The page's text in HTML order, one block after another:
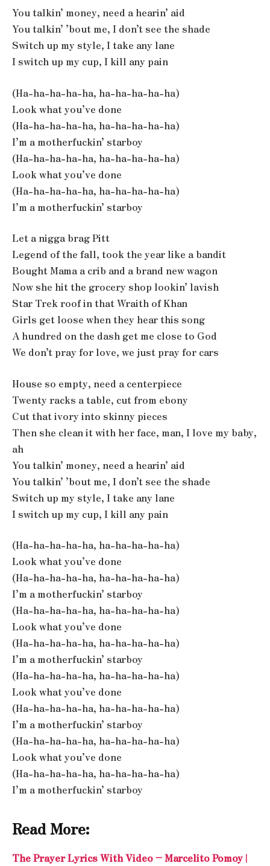
You talkin’ money, need a hearin’ aid
You talkin’ ’bout me, I don’t see the shade
Switch up my style, I take any lane
I switch up my cup, I kill any pain
(Ha-ha-ha-ha-ha, ha-ha-ha-ha-ha)
Look what you’ve done
(Ha-ha-ha-ha-ha, ha-ha-ha-ha-ha)
I’m a motherfuckin’ starboy
(Ha-ha-ha-ha-ha, ha-ha-ha-ha-ha)
Look what you’ve done
(Ha-ha-ha-ha-ha, ha-ha-ha-ha-ha)
I’m a motherfuckin’ starboy
Let a nigga brag Pitt
Legend of the fall, took the year like a bandit
Bought Mama a crib and a brand new wagon
Now she hit the grocery shop lookin’ lavish
Star Trek roof in that Wraith of Khan
Girls get loose when they hear this song
A hundred on the dash get me close to God
We don’t pray for love, we just pray for cars
House so empty, need a centerpiece
Twenty racks a table, cut from ebony
Cut that ivory into skinny pieces
Then she clean it with her face, man, I love my baby,
ah
You talkin’ money, need a hearin’ aid
You talkin’ ’bout me, I don’t see the shade
Switch up my style, I take any lane
I switch up my cup, I kill any pain
(Ha-ha-ha-ha-ha, ha-ha-ha-ha-ha)
Look what you’ve done
(Ha-ha-ha-ha-ha, ha-ha-ha-ha-ha)
I’m a motherfuckin’ starboy
(Ha-ha-ha-ha-ha, ha-ha-ha-ha-ha)
Look what you’ve done
(Ha-ha-ha-ha-ha, ha-ha-ha-ha-ha)
I’m a motherfuckin’ starboy
(Ha-ha-ha-ha-ha, ha-ha-ha-ha-ha)
Look what you’ve done
(Ha-ha-ha-ha-ha, ha-ha-ha-ha-ha)
I’m a motherfuckin’ starboy
(Ha-ha-ha-ha-ha, ha-ha-ha-ha-ha)
Look what you’ve done
(Ha-ha-ha-ha-ha, ha-ha-ha-ha-ha)
I’m a motherfuckin’ starboy
Read More:
The Prayer Lyrics With Video – Marcelito Pomoy |